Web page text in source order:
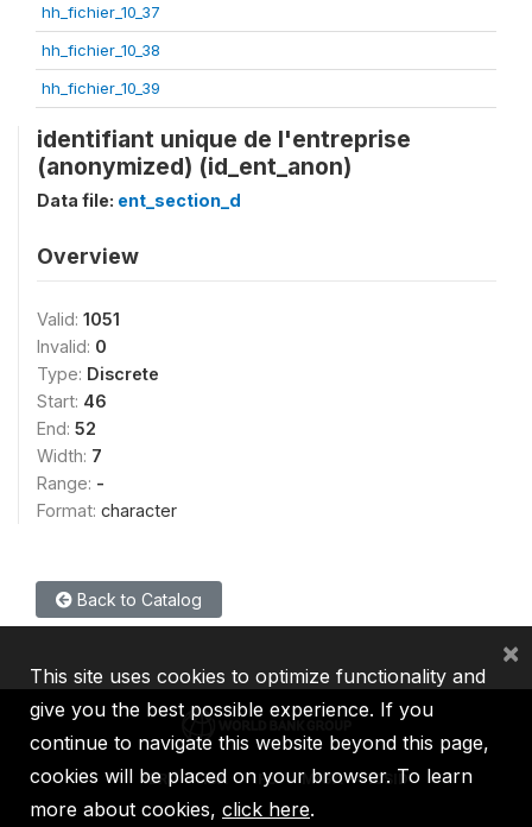
hh_fichier_10_37
hh_fichier_10_38
hh_fichier_10_39
identifiant unique de l'entreprise
(anonymized) (id_ent_anon)
Data file: ent_section_d
Overview
Valid: 1051
Invalid: 0
Type: Discrete
Start: 46
End: 52
Width: 7
Range: -
Format: character
Back to Catalog
IBRD IDA IFC MIGA ICSID
This site uses cookies to optimize functionality and
give you the best possible experience. If you
continue to navigate this website beyond this page,
cookies will be placed on your browser. To learn
more about cookies, click here.
×